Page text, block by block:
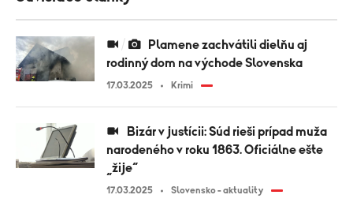
rodinný dom na východe Slovenska
17.03.2025 Krimi
narodeného v roku 1863. Oficiálne ešte
„žije“
17.03.2025 Slovensko - aktuality